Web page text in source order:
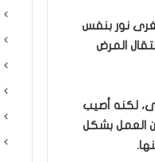
نور بنفس
المرض
لكنه أصيب
العمل بشكل